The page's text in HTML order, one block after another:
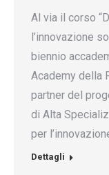
Al via il corso
l’innovazione
biennio
Academy della
partner del
di Alta
per
Dettagli